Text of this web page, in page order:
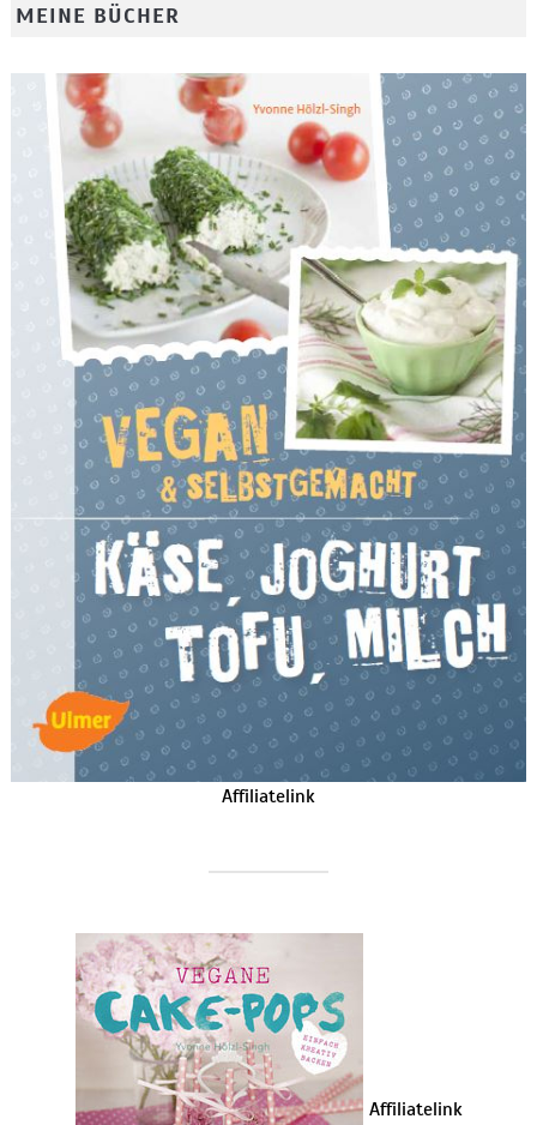
MEINE BÜCHER
Affiliatelink
Affiliatelink